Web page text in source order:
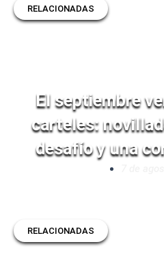
RELACIONADAS
El septiembre
carteles:
desafío y una
RELACIONADAS